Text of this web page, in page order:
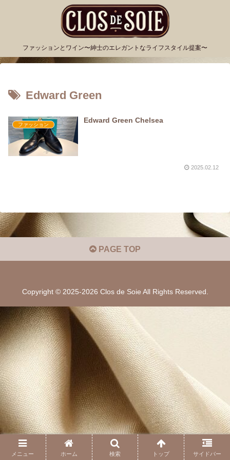
ファッションとワイン〜紳士のエレガントなライフスタイル提案〜
Edward Green
ファッション
Edward Green Chelsea
2025.02.12
PAGE TOP
Copyright © 2025-2026 Clos de Soie All Rights Reserved.
メニュー ホーム 検索 トップ サイドバー